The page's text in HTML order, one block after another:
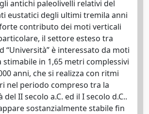
antichi paleolivelli relativi del
eustatici degli ultimi tremila anni
contributo dei moti verticali
il settore esteso tra
“Università” è interessato da moti
stimabile in 1,65 metri complessivi
anni, che si realizza con ritmi
nel periodo compreso tra la
II secolo a.C. ed il I secolo d.C..
sostanzialmente stabile fin